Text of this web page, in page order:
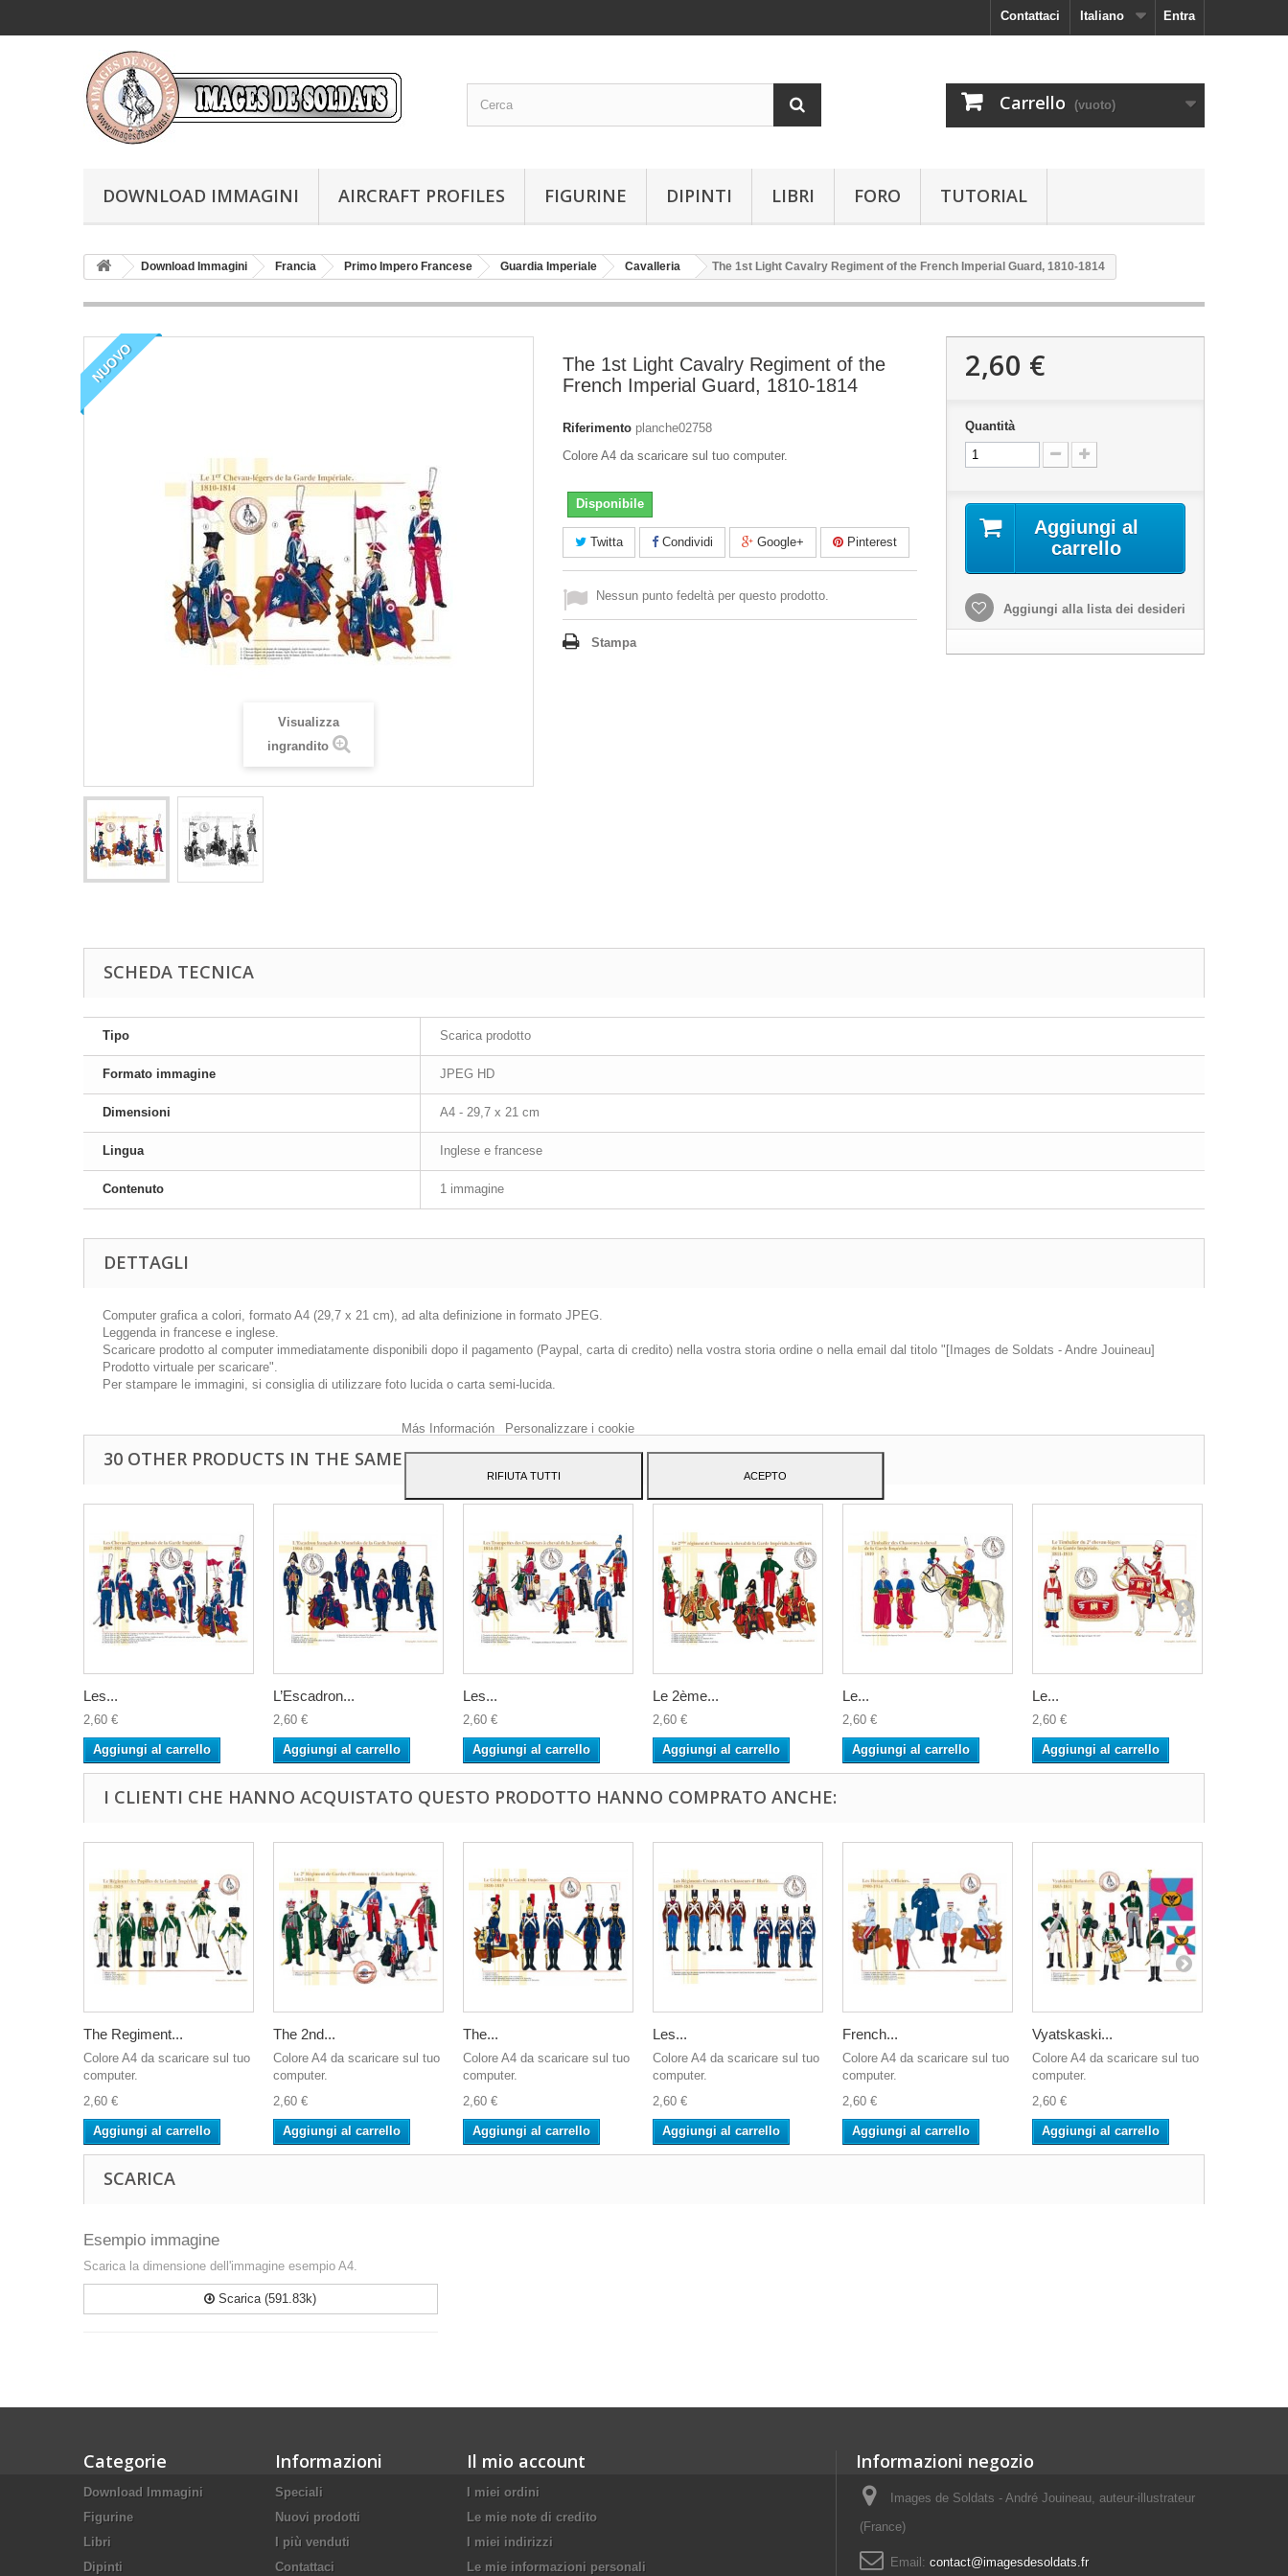
Entra
Italiano
Contattaci
Carrello (vuoto)
DOWNLOAD IMMAGINI AIRCRAFT PROFILES FIGURINE DIPINTI LIBRI FORO TUTORIAL
Download Immagini Francia Primo Impero Francese Guardia Imperiale Cavalleria The 1st Light Cavalry Regiment of the French Imperial Guard, 1810-1814
NUOVO
Visualizza
ingrandito
The 1st Light Cavalry Regiment of the
French Imperial Guard, 1810-1814
Riferimento planche02758
Colore A4 da scaricare sul tuo computer.
Disponibile
Twitta Condividi Google+ Pinterest
Nessun punto fedeltà per questo prodotto.
Stampa
2,60 €
Quantità
Aggiungi al
carrello
Aggiungi alla lista dei desideri
SCHEDA TECNICA
Tipo Scarica prodotto
Formato immagine JPEG HD
Dimensioni A4 - 29,7 x 21 cm
Lingua Inglese e francese
Contenuto 1 immagine
DETTAGLI
Computer grafica a colori, formato A4 (29,7 x 21 cm), ad alta definizione in formato JPEG.
Leggenda in francese e inglese.
Scaricare prodotto al computer immediatamente disponibili dopo il pagamento (Paypal, carta di credito) nella vostra storia ordine o nella email dal titolo "[Images de Soldats - Andre Jouineau]
Prodotto virtuale per scaricare".
Per stampare le immagini, si consiglia di utilizzare foto lucida o carta semi-lucida.
30 OTHER PRODUCTS IN THE SAME CATEGORY:
Les...
2,60 €
Aggiungi al carrello
L’Escadron...
2,60 €
Aggiungi al carrello
Les...
2,60 €
Aggiungi al carrello
Le 2ème...
2,60 €
Aggiungi al carrello
Le...
2,60 €
Aggiungi al carrello
Le...
2,60 €
Aggiungi al carrello
I CLIENTI CHE HANNO ACQUISTATO QUESTO PRODOTTO HANNO COMPRATO ANCHE:
The Regiment...
Colore A4 da scaricare sul tuo
computer.
2,60 €
Aggiungi al carrello
The 2nd...
Colore A4 da scaricare sul tuo
computer.
2,60 €
Aggiungi al carrello
The...
Colore A4 da scaricare sul tuo
computer.
2,60 €
Aggiungi al carrello
Les...
Colore A4 da scaricare sul tuo
computer.
2,60 €
Aggiungi al carrello
French...
Colore A4 da scaricare sul tuo
computer.
2,60 €
Aggiungi al carrello
Vyatskaski...
Colore A4 da scaricare sul tuo
computer.
2,60 €
Aggiungi al carrello
SCARICA
Esempio immagine
Scarica la dimensione dell'immagine esempio A4.
Scarica (591.83k)
Categorie
Download Immagini
Figurine
Libri
Dipinti
Informazioni
Speciali
Nuovi prodotti
I più venduti
Contattaci
Il mio account
I miei ordini
Le mie note di credito
I miei indirizzi
Le mie informazioni personali
Informazioni negozio
Images de Soldats - André Jouineau, auteur-illustrateur
(France)
Email: contact@imagesdesoldats.fr
Questo sito web utilizza cookie propri e di terze parti per migliorare i nostri servizi e
mostrarti pubblicità relativa alle tue preferenze analizzando le tue abitudini di
Más Información
Personalizzare i cookie
RIFIUTA TUTTI ACEPTO